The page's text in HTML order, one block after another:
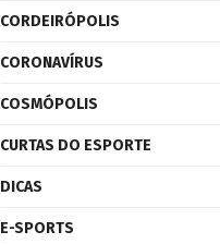
CORDEIRÓPOLIS
CORONAVÍRUS
COSMÓPOLIS
CURTAS DO ESPORTE
DICAS
E-SPORTS